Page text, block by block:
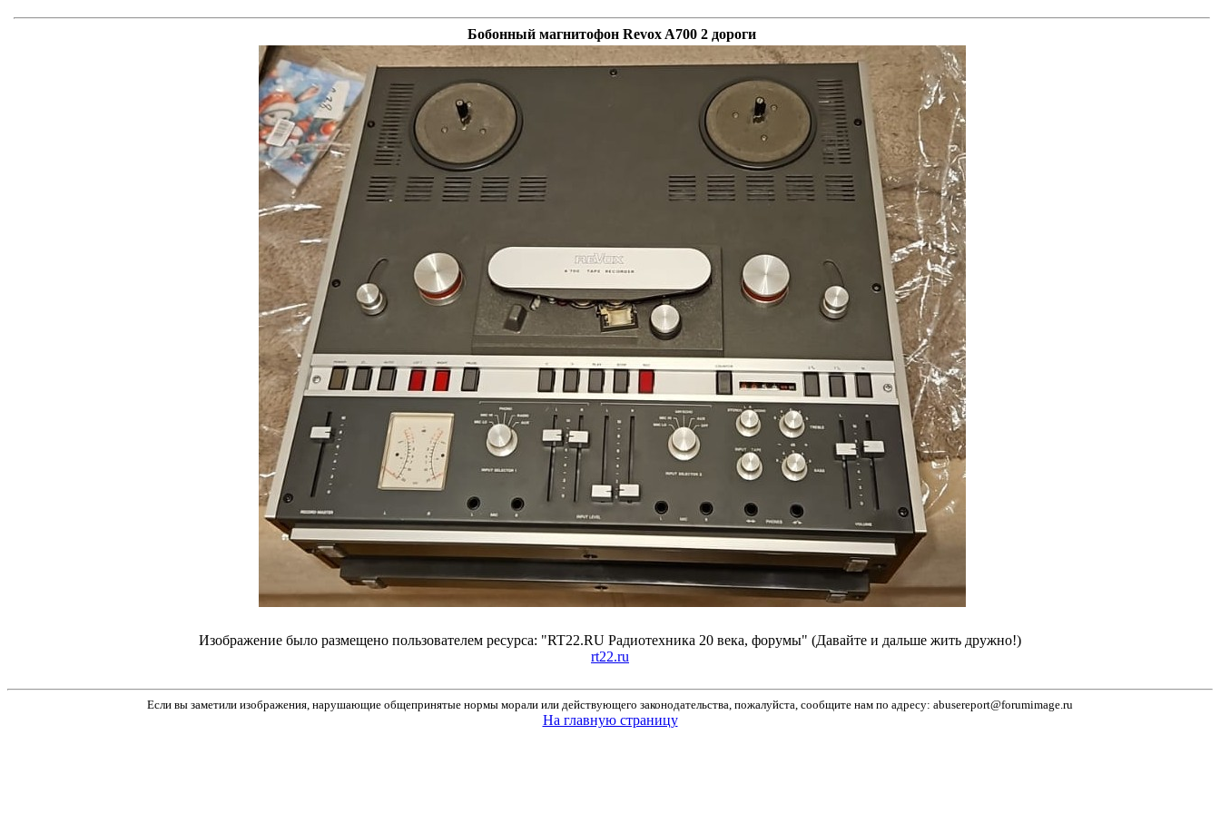
Бобонный магнитофон Revox A700 2 дороги
Изображение было размещено пользователем ресурса: "RT22.RU Радиотехника 20 века, форумы" (Давайте и дальше жить дружно!)
rt22.ru
Если вы заметили изображения, нарушающие общепринятые нормы морали или действующего законодательства, пожалуйста, сообщите нам по адресу: abusereport@forumimage.ru
На главную страницу